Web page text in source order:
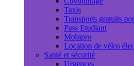
Taxis
Transports gratuits
Pass Etudiant
Mobipro
Location de vélos
Santé et sécurité
Urgences